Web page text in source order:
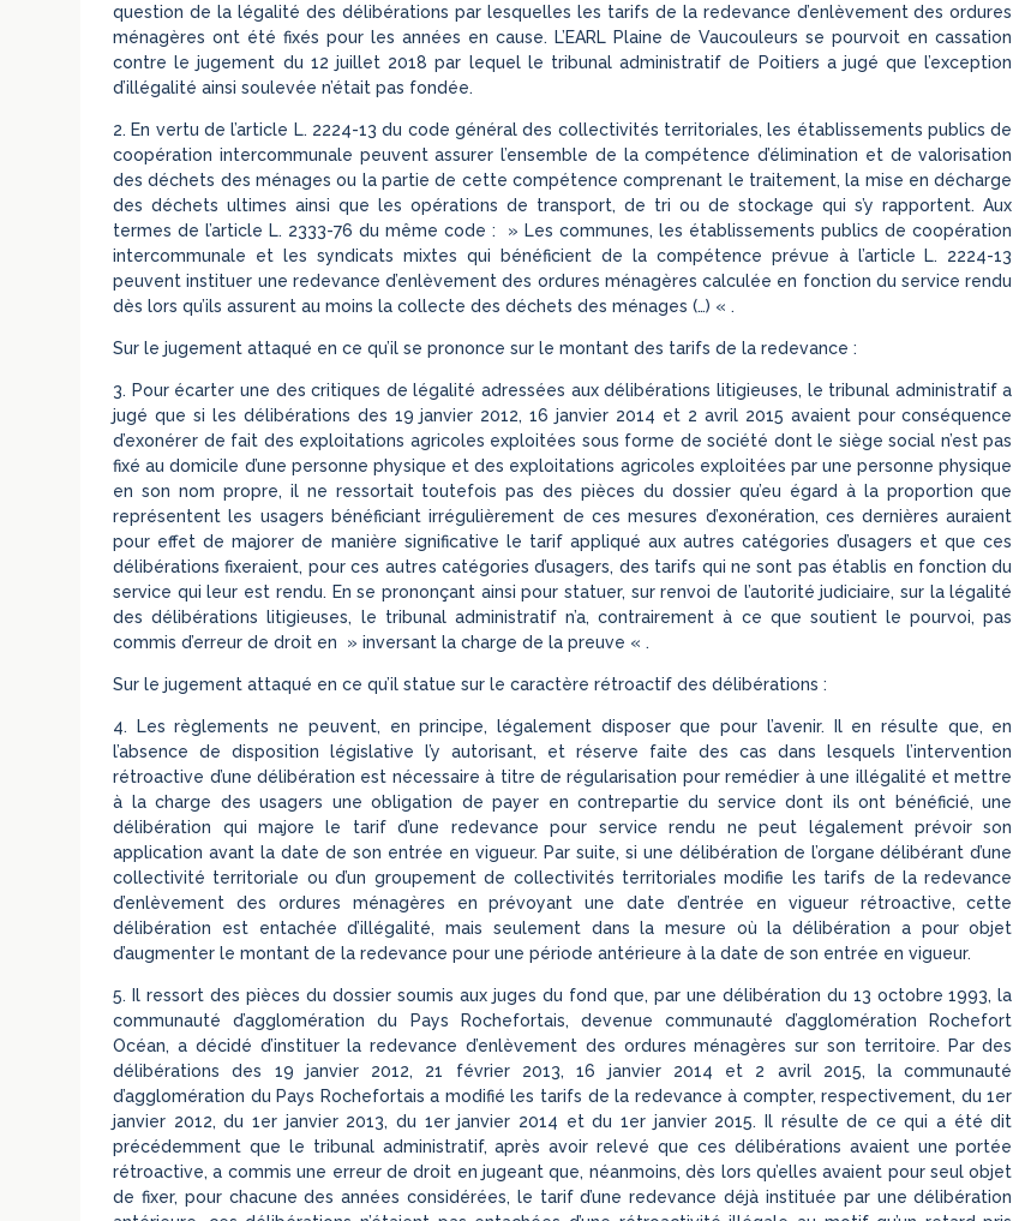
question de la légalité des délibérations par lesquelles les tarifs de la redevance d’enlèvement des ordures
ménagères ont été fixés pour les années en cause. L’EARL Plaine de Vaucouleurs se pourvoit en cassation
contre le jugement du 12 juillet 2018 par lequel le tribunal administratif de Poitiers a jugé que l’exception
d’illégalité ainsi soulevée n’était pas fondée.
2. En vertu de l’article L. 2224-13 du code général des collectivités territoriales, les établissements publics de
coopération intercommunale peuvent assurer l’ensemble de la compétence d’élimination et de valorisation
des déchets des ménages ou la partie de cette compétence comprenant le traitement, la mise en décharge
des déchets ultimes ainsi que les opérations de transport, de tri ou de stockage qui s’y rapportent. Aux
termes de l’article L. 2333-76 du même code : » Les communes, les établissements publics de coopération
intercommunale et les syndicats mixtes qui bénéficient de la compétence prévue à l’article L. 2224-13
peuvent instituer une redevance d’enlèvement des ordures ménagères calculée en fonction du service rendu
dès lors qu’ils assurent au moins la collecte des déchets des ménages (…) « .
Sur le jugement attaqué en ce qu’il se prononce sur le montant des tarifs de la redevance :
3. Pour écarter une des critiques de légalité adressées aux délibérations litigieuses, le tribunal administratif a
jugé que si les délibérations des 19 janvier 2012, 16 janvier 2014 et 2 avril 2015 avaient pour conséquence
d’exonérer de fait des exploitations agricoles exploitées sous forme de société dont le siège social n’est pas
fixé au domicile d’une personne physique et des exploitations agricoles exploitées par une personne physique
en son nom propre, il ne ressortait toutefois pas des pièces du dossier qu’eu égard à la proportion que
représentent les usagers bénéficiant irrégulièrement de ces mesures d’exonération, ces dernières auraient
pour effet de majorer de manière significative le tarif appliqué aux autres catégories d’usagers et que ces
délibérations fixeraient, pour ces autres catégories d’usagers, des tarifs qui ne sont pas établis en fonction du
service qui leur est rendu. En se prononçant ainsi pour statuer, sur renvoi de l’autorité judiciaire, sur la légalité
des délibérations litigieuses, le tribunal administratif n’a, contrairement à ce que soutient le pourvoi, pas
commis d’erreur de droit en » inversant la charge de la preuve « .
Sur le jugement attaqué en ce qu’il statue sur le caractère rétroactif des délibérations :
4. Les règlements ne peuvent, en principe, légalement disposer que pour l’avenir. Il en résulte que, en
l’absence de disposition législative l’y autorisant, et réserve faite des cas dans lesquels l’intervention
rétroactive d’une délibération est nécessaire à titre de régularisation pour remédier à une illégalité et mettre
à la charge des usagers une obligation de payer en contrepartie du service dont ils ont bénéficié, une
délibération qui majore le tarif d’une redevance pour service rendu ne peut légalement prévoir son
application avant la date de son entrée en vigueur. Par suite, si une délibération de l’organe délibérant d’une
collectivité territoriale ou d’un groupement de collectivités territoriales modifie les tarifs de la redevance
d’enlèvement des ordures ménagères en prévoyant une date d’entrée en vigueur rétroactive, cette
délibération est entachée d’illégalité, mais seulement dans la mesure où la délibération a pour objet
d’augmenter le montant de la redevance pour une période antérieure à la date de son entrée en vigueur.
5. Il ressort des pièces du dossier soumis aux juges du fond que, par une délibération du 13 octobre 1993, la
communauté d’agglomération du Pays Rochefortais, devenue communauté d’agglomération Rochefort
Océan, a décidé d’instituer la redevance d’enlèvement des ordures ménagères sur son territoire. Par des
délibérations des 19 janvier 2012, 21 février 2013, 16 janvier 2014 et 2 avril 2015, la communauté
d’agglomération du Pays Rochefortais a modifié les tarifs de la redevance à compter, respectivement, du 1er
janvier 2012, du 1er janvier 2013, du 1er janvier 2014 et du 1er janvier 2015. Il résulte de ce qui a été dit
précédemment que le tribunal administratif, après avoir relevé que ces délibérations avaient une portée
rétroactive, a commis une erreur de droit en jugeant que, néanmoins, dès lors qu’elles avaient pour seul objet
de fixer, pour chacune des années considérées, le tarif d’une redevance déjà instituée par une délibération